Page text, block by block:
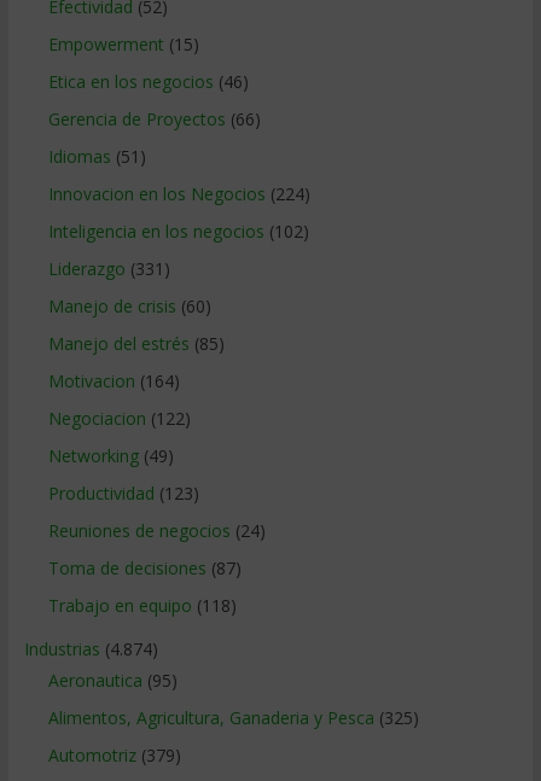
Efectividad (52)
Empowerment (15)
Etica en los negocios (46)
Gerencia de Proyectos (66)
Idiomas (51)
Innovacion en los Negocios (224)
Inteligencia en los negocios (102)
Liderazgo (331)
Manejo de crisis (60)
Manejo del estrés (85)
Motivacion (164)
Negociacion (122)
Networking(49)
Productividad (123)
Reuniones de negocios (24)
Toma de decisiones (87)
Trabajo en equipo (118)
Industrias (4.874)
Aeronautica (95)
Alimentos, Agricultura, Ganaderia y Pesca (325)
Automotriz(379)